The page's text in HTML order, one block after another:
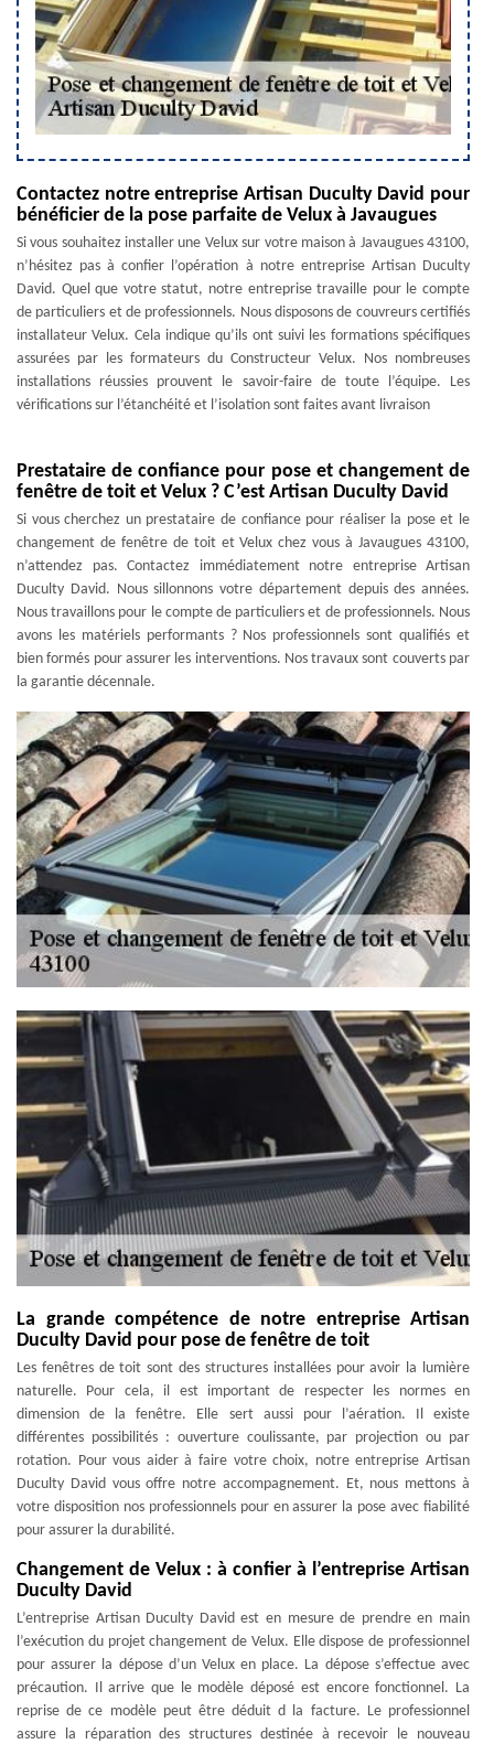
Contactez notre entreprise Artisan Duculty David pour
bénéficier de la pose parfaite de Velux à Javaugues
Si vous souhaitez installer une Velux sur votre maison à Javaugues 43100,
n’hésitez pas à confier l’opération à notre entreprise Artisan Duculty
David. Quel que votre statut, notre entreprise travaille pour le compte
de particuliers et de professionnels. Nous disposons de couvreurs certifiés
installateur Velux. Cela indique qu’ils ont suivi les formations spécifiques
assurées par les formateurs du Constructeur Velux. Nos nombreuses
installations réussies prouvent le savoir-faire de toute l’équipe. Les
vérifications sur l’étanchéité et l’isolation sont faites avant livraison
Prestataire de confiance pour pose et changement de
fenêtre de toit et Velux ? C’est Artisan Duculty David
Si vous cherchez un prestataire de confiance pour réaliser la pose et le
changement de fenêtre de toit et Velux chez vous à Javaugues 43100,
n’attendez pas. Contactez immédiatement notre entreprise Artisan
Duculty David. Nous sillonnons votre département depuis des années.
Nous travaillons pour le compte de particuliers et de professionnels. Nous
avons les matériels performants ? Nos professionnels sont qualifiés et
bien formés pour assurer les interventions. Nos travaux sont couverts par
la garantie décennale.
La grande compétence de notre entreprise Artisan
Duculty David pour pose de fenêtre de toit
Les fenêtres de toit sont des structures installées pour avoir la lumière
naturelle. Pour cela, il est important de respecter les normes en
dimension de la fenêtre. Elle sert aussi pour l’aération. Il existe
différentes possibilités : ouverture coulissante, par projection ou par
rotation. Pour vous aider à faire votre choix, notre entreprise Artisan
Duculty David vous offre notre accompagnement. Et, nous mettons à
votre disposition nos professionnels pour en assurer la pose avec fiabilité
pour assurer la durabilité.
Changement de Velux : à confier à l’entreprise Artisan
Duculty David
L’entreprise Artisan Duculty David est en mesure de prendre en main
l’exécution du projet changement de Velux. Elle dispose de professionnel
pour assurer la dépose d’un Velux en place. La dépose s’effectue avec
précaution. Il arrive que le modèle déposé est encore fonctionnel. La
reprise de ce modèle peut être déduit d la facture. Le professionnel
assure la réparation des structures destinée à recevoir le nouveau